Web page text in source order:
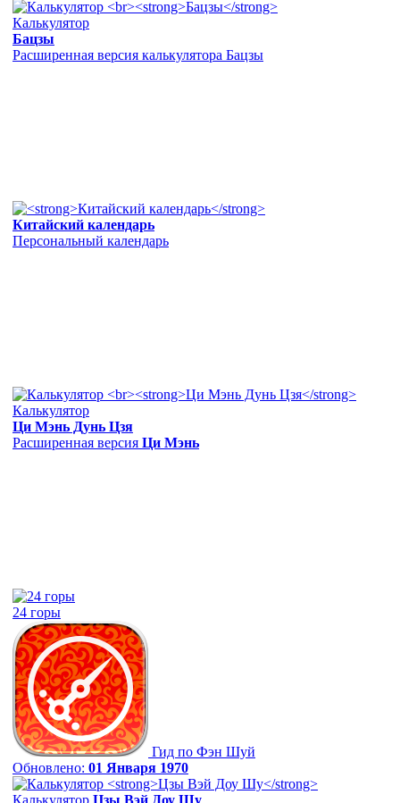
Калькулятор
Бацзы
Расширенная версия калькулятора Бацзы
Китайский календарь
Персональный календарь
Калькулятор
Ци Мэнь Дунь Цзя
Расширенная версия Ци Мэнь
24 горы
Гид по Фэн Шуй
Обновлено: 01 Января 1970